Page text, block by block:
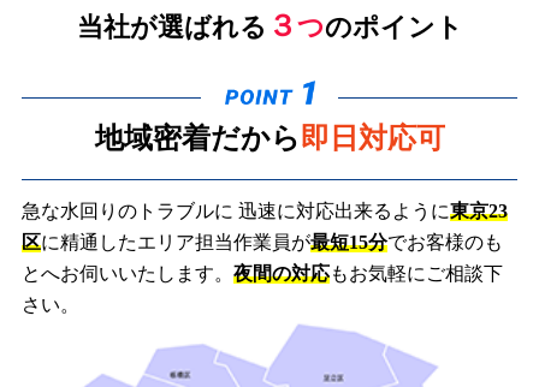
当社が選ばれる ３ つのポイント
地域密着だから即日対応可
急な水回りのトラブルに 迅速に対応出来るように東京23
区に精通したエリア担当作業員が最短15分でお客様のも
とへお伺いいたします。 夜間の対応もお気軽にご相談下
さい。